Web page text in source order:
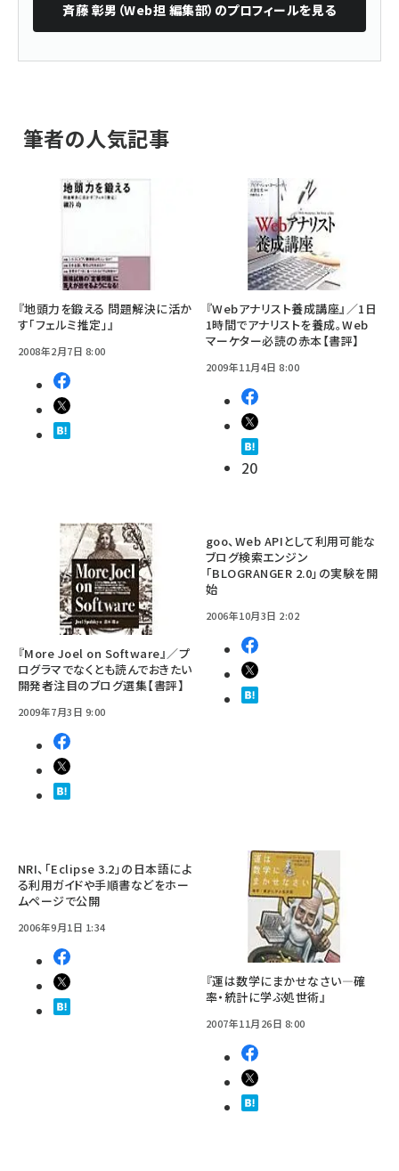
斉藤 彰男（Web担 編集部） のプロフィールを見る
筆者の人気記事
『地頭力を鍛える 問題解決に活か
す「フェルミ推定」』
2008年2月7日 8:00
『Webアナリスト養成講座』／1日
1時間でアナリストを養成。Web
マーケター必読の赤本【書評】
2009年11月4日 8:00
20
『More Joel on Software』／プ
ログラマでなくとも読んでおきたい
開発者注目のブログ選集【書評】
2009年7月3日 9:00
goo、Web APIとして利用可能な
ブログ検索エンジン
「BLOGRANGER 2.0」の実験を開
始
2006年10月3日 2:02
NRI、「Eclipse 3.2」の日本語によ
る利用ガイドや手順書などをホー
ムページで公開
2006年9月1日 1:34
『運は数学にまかせなさい―確
率・統計に学ぶ処世術』
2007年11月26日 8:00